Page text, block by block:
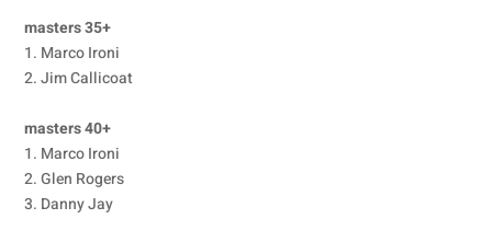
masters 35+
1. Marco Ironi
2. Jim Callicoat
masters 40+
1. Marco Ironi
2. Glen Rogers
3. Danny Jay